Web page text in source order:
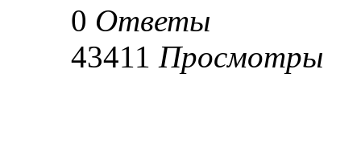
0 Ответы
43411 Просмотры